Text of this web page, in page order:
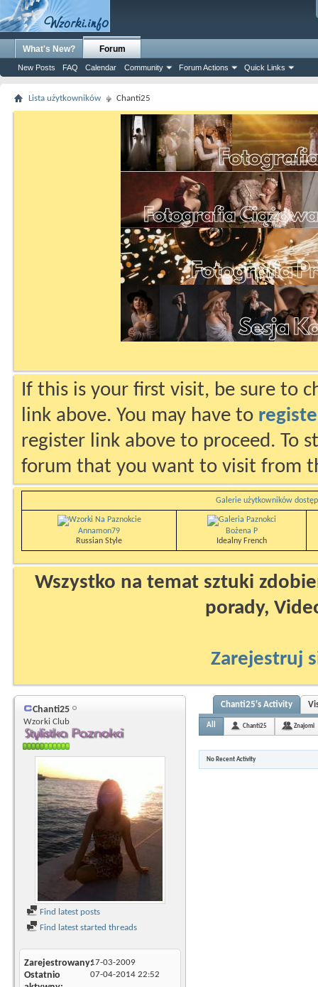
What's New? Forum
New Posts FAQ Calendar Community Forum Actions Quick Links
Lista użytkowników Chanti25
If this is your first visit, be sure to
link above. You may have to
register link above to proceed. To
forum that you want to visit from
Galerie użytkowników
Annamon79
Russian Style
Bożena P
Idealny French
Wszystko na temat sztuki
porady,
Zarejestruj
Chanti25
Wzorki Club
Find latest posts
Find latest started threads
Zarejestrowany17-03-2009
Ostatnio
07-04-2014 22:52
Chanti25's Activity
All Chanti25 Znajomi
No Recent Activity